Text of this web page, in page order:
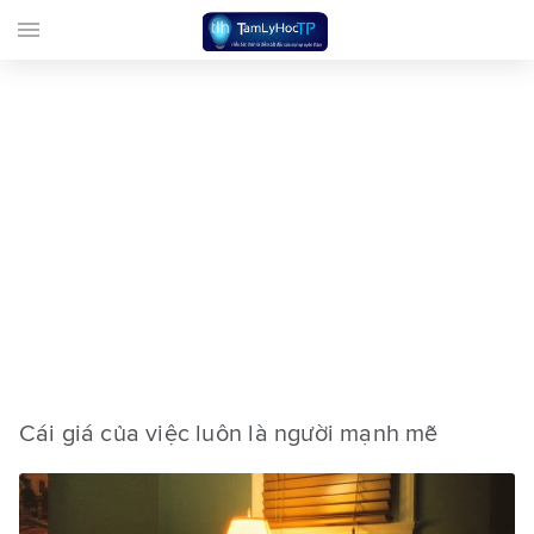
Cái giá của việc luôn là người mạnh mẽ
menu